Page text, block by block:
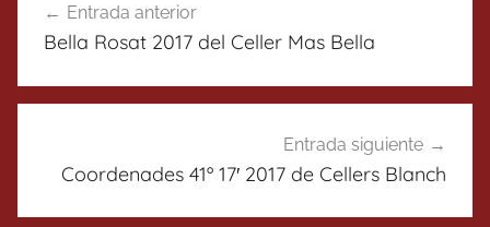
de
Entrada anterior
Bella Rosat 2017 del Celler Mas Bella
Entrada siguiente
Coordenades 41º 17′ 2017 de Cellers Blanch